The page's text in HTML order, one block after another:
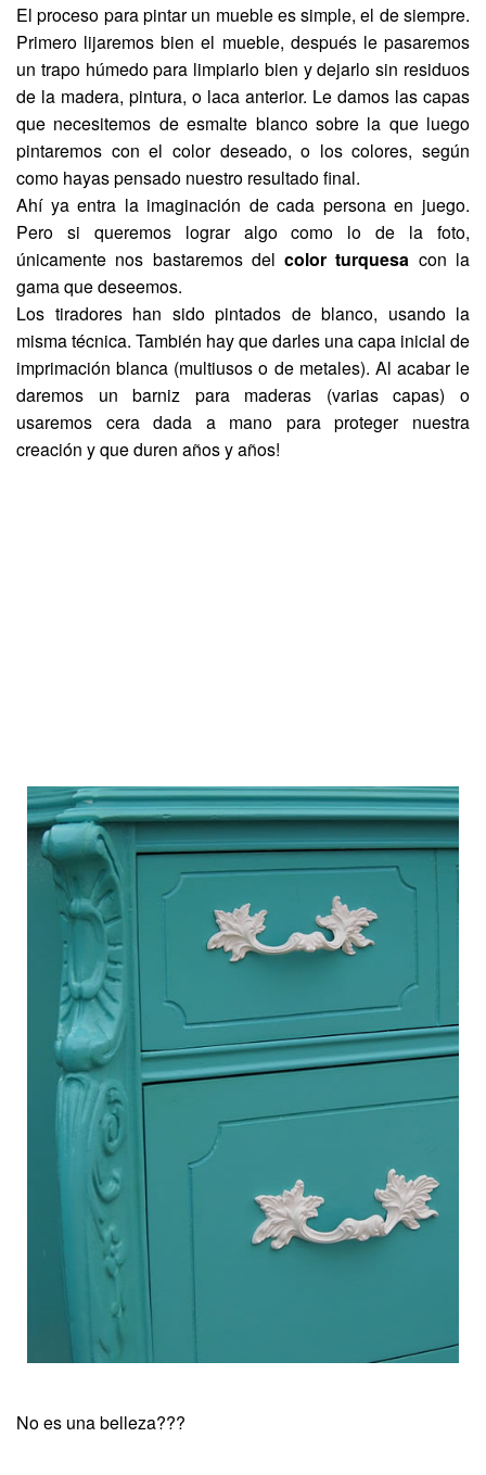
El proceso para pintar un mueble es simple, el de siempre.
Primero lijaremos bien el mueble, después le pasaremos
un trapo húmedo para limpiarlo bien y dejarlo sin residuos
de la madera, pintura, o laca anterior. Le damos las capas
que necesitemos de esmalte blanco sobre la que luego
pintaremos con el color deseado, o los colores, según
como hayas pensado nuestro resultado final.
Ahí ya entra la imaginación de cada persona en juego.
Pero si queremos lograr algo como lo de la foto,
únicamente nos bastaremos delcolor turquesa con la
gama que deseemos.
Los tiradores han sido pintados de blanco, usando la
misma técnica. También hay que darles una capa inicial de
imprimación blanca (multiusos o de metales). Al acabar le
daremos un barniz para maderas (varias capas) o
usaremos cera dada a mano para proteger nuestra
creación y que duren años y años!
No es una belleza???